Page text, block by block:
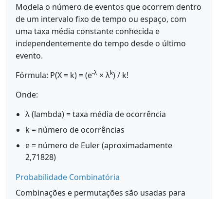
Modela o número de eventos que ocorrem dentro
de um intervalo fixo de tempo ou espaço, com
uma taxa média constante conhecida e
independentemente do tempo desde o último
evento.
Fórmula: P(X = k) = (e-λ × λk) / k!
Onde:
λ (lambda) = taxa média de ocorrência
k = número de ocorrências
e = número de Euler (aproximadamente
2,71828)
Probabilidade Combinatória
Combinações e permutações são usadas para